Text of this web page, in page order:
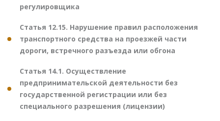
регулировщика
Статья 12.15. Нарушение правил расположения
транспортного средства на проезжей части
дороги, встречного разъезда или обгона
Статья 14.1. Осуществление
предпринимательской деятельности без
государственной регистрации или без
специального разрешения (лицензии)